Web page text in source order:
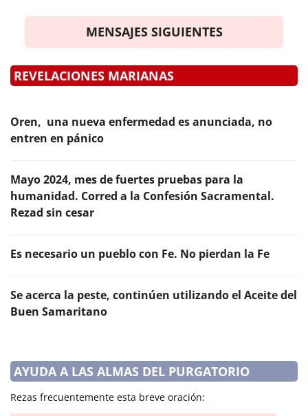
MENSAJES SIGUIENTES
REVELACIONES MARIANAS
Oren, una nueva enfermedad es anunciada, no
entren en pánico
Mayo 2024, mes de fuertes pruebas para la
humanidad. Corred a la Confesión Sacramental.
Rezad sin cesar
Es necesario un pueblo con Fe. No pierdan la Fe
Se acerca la peste, continúen utilizando el Aceite del
Buen Samaritano
AYUDA A LAS ALMAS DEL PURGATORIO
Rezas frecuentemente esta breve oración: